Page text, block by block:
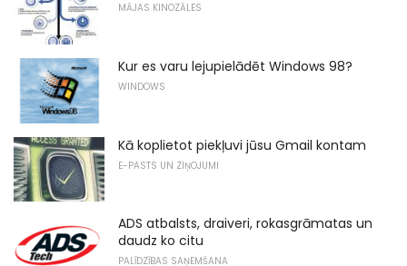
MĀJAS KINOZĀLES
Kur es varu lejupielādēt Windows 98?
WINDOWS
Kā koplietot piekļuvi jūsu Gmail kontam
E-PASTS UN ZIŅOJUMI
ADS atbalsts, draiveri, rokasgrāmatas un
daudz ko citu
PALĪDZĪBAS SAŅEMŠANA